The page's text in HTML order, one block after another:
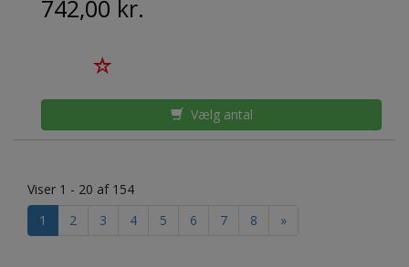
742,00 kr.
Vælg antal
Viser 1 - 20 af 154
1
2 3 4 5 6 7 8 »